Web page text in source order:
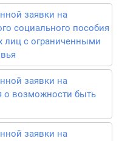
заявки на
социального пособия
лиц с ограниченными
заявки на
о возможности быть
заявки на